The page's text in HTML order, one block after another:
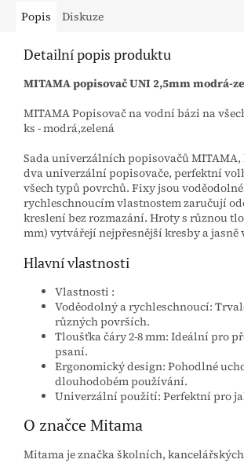
Popis Diskuze
Detailní popis produktu
MITAMA popisovač UNI 2,5mm modrá-
MITAMA Popisovač na vodní bázi na
ks - modrá,zelená
Sada univerzálních popisovačů MITAMA,
dva univerzální popisovače, perfektní
všech typů povrchů. Fixy jsou
rychleschnoucím vlastnostem zaručují
kreslení bez rozmazání. Hroty s různou
mm) vytvářejí nejpřesnější kresby a jasně
Hlavní vlastnosti
Vlastnosti :
Voděodolný a rychleschnoucí:
různých površích.
Tloušťka čáry 2-8 mm: Ideální pro
psaní.
Ergonomický design: Pohodlné
dlouhodobém používání.
Univerzální použití: Perfektní pro
O značce Mitama
Mitama je značka školních,